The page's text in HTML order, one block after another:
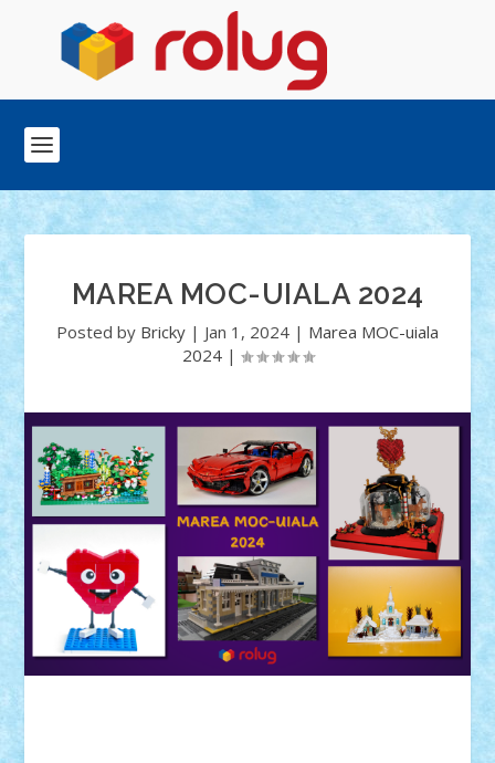
MAREA MOC-UIALA 2024
Posted by Bricky | Jan 1, 2024 | Marea MOC-uiala
2024|